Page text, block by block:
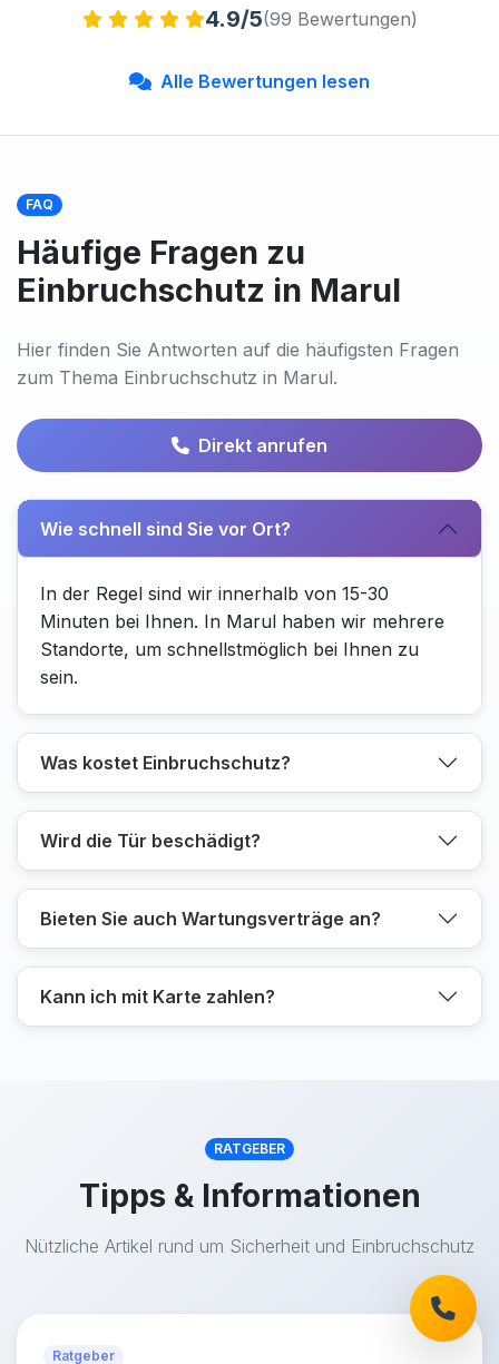
4.9/5(99 Bewertungen)
Alle Bewertungen lesen
FAQ
Häufige Fragen zu
Einbruchschutz in Marul
Hier finden Sie Antworten auf die häufigsten Fragen
zum Thema Einbruchschutz in Marul.
Direkt anrufen
Wie schnell sind Sie vor Ort?
In der Regel sind wir innerhalb von 15-30
Minuten bei Ihnen. In Marul haben wir mehrere
Standorte, um schnellstmöglich bei Ihnen zu
sein.
Was kostet Einbruchschutz?
Wird die Tür beschädigt?
Bieten Sie auch Wartungsverträge an?
Kann ich mit Karte zahlen?
RATGEBER
Tipps & Informationen
Nützliche Artikel rund um Sicherheit und Einbruchschutz
Ratgeber